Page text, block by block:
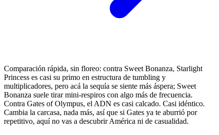
Comparación rápida, sin floreo: contra Sweet Bonanza, Starlight
Princess es casi su primo en estructura de tumbling y
multiplicadores, pero acá la sequía se siente más áspera; Sweet
Bonanza suele tirar mini-respiros con algo más de frecuencia.
Contra Gates of Olympus, el ADN es casi calcado. Casi idéntico.
Cambia la carcasa, nada más, así que si Gates ya te aburrió por
repetitivo, aquí no vas a descubrir América ni de casualidad.